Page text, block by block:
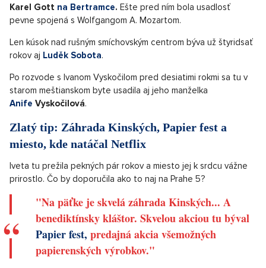
Karel Gott na Bertramce. Ešte pred ním bola usadlosť
pevne spojená s Wolfgangom A. Mozartom.
Len kúsok nad rušným smíchovským centrom býva už štyridsať
rokov aj Luděk Sobota.
Po rozvode s Ivanom Vyskočilom pred desiatimi rokmi sa tu v
starom meštianskom byte usadila aj jeho manželka
Anife Vyskočilová.
Zlatý tip: Záhrada Kinských, Papier fest a
miesto, kde natáčal Netflix
Iveta tu prežila pekných pár rokov a miesto jej k srdcu vážne
prirostlo. Čo by doporučila ako to naj na Prahe 5?
"Na päťke je skvelá záhrada Kinských... A
benediktínsky kláštor. Skvelou akciou tu býval
Papier fest, predajná akcia všemožných
papierenských výrobkov."